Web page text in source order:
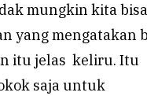
mungkin kita bisa
yang mengatakan
itu jelas keliru. Itu
saja untuk